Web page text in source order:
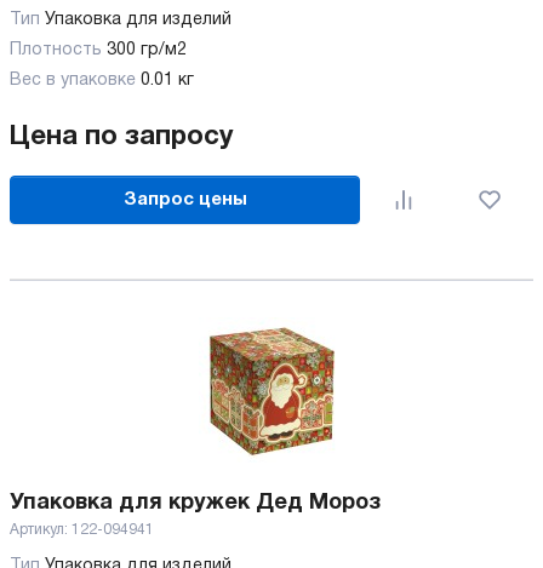
Тип Упаковка для изделий
Плотность 300 гр/м2
Вес в упаковке 0.01 кг
Цена по запросу
Запрос цены
Упаковка для кружек Дед Мороз
Артикул: 122-094941